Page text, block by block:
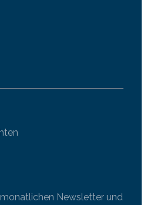
Newsletter und